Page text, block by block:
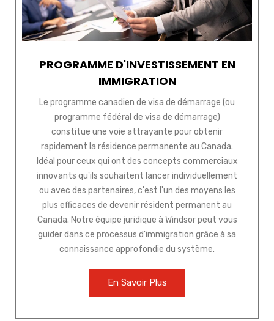
PROGRAMME D'INVESTISSEMENT EN
IMMIGRATION
Le programme canadien de visa de démarrage (ou
programme fédéral de visa de démarrage)
constitue une voie attrayante pour obtenir
rapidement la résidence permanente au Canada.
Idéal pour ceux qui ont des concepts commerciaux
innovants qu'ils souhaitent lancer individuellement
ou avec des partenaires, c'est l'un des moyens les
plus efficaces de devenir résident permanent au
Canada. Notre équipe juridique à Windsor peut vous
guider dans ce processus d'immigration grâce à sa
connaissance approfondie du système.
En Savoir Plus